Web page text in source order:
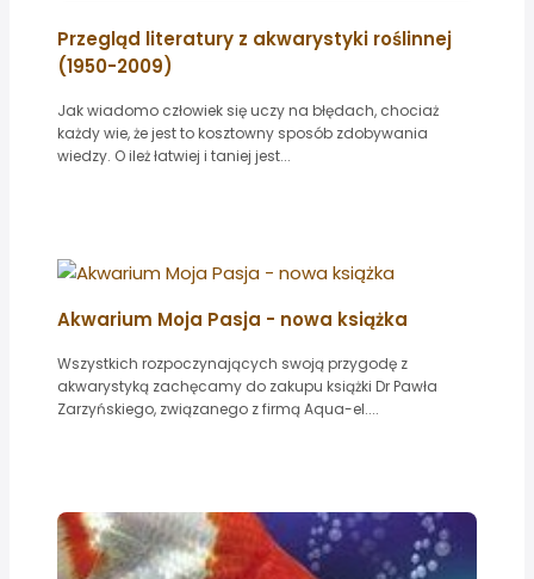
Przegląd literatury z akwarystyki roślinnej
(1950-2009)
Jak wiadomo człowiek się uczy na błędach, chociaż
każdy wie, że jest to kosztowny sposób zdobywania
wiedzy. O ileż łatwiej i taniej jest...
Akwarium Moja Pasja - nowa książka
Wszystkich rozpoczynających swoją przygodę z
akwarystyką zachęcamy do zakupu książki Dr Pawła
Zarzyńskiego, związanego z firmą Aqua-el....